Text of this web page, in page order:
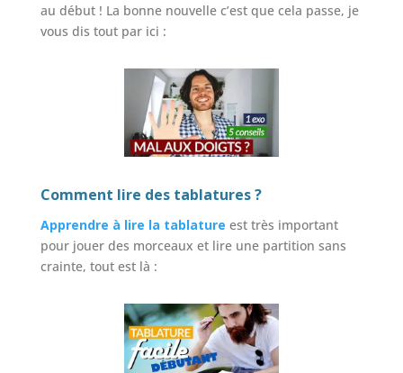
au début ! La bonne nouvelle c’est que cela passe, je
vous dis tout par ici :
Comment lire des tablatures ?
Apprendre à lire la tablature est très important
pour jouer des morceaux et lire une partition sans
crainte, tout est là :